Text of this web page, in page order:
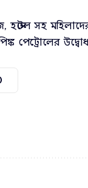
হস্টেল সহ
পেট্রোলের